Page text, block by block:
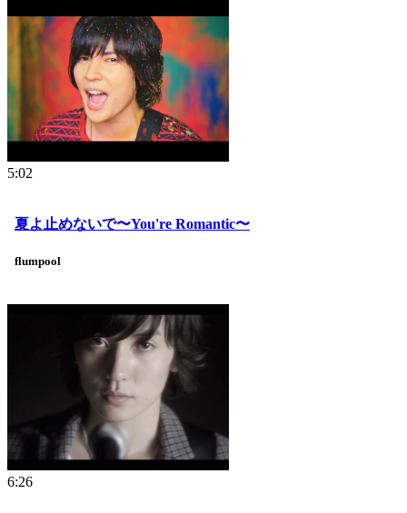
5:02
夏よ止めないで〜You're Romantic〜
flumpool
6:26